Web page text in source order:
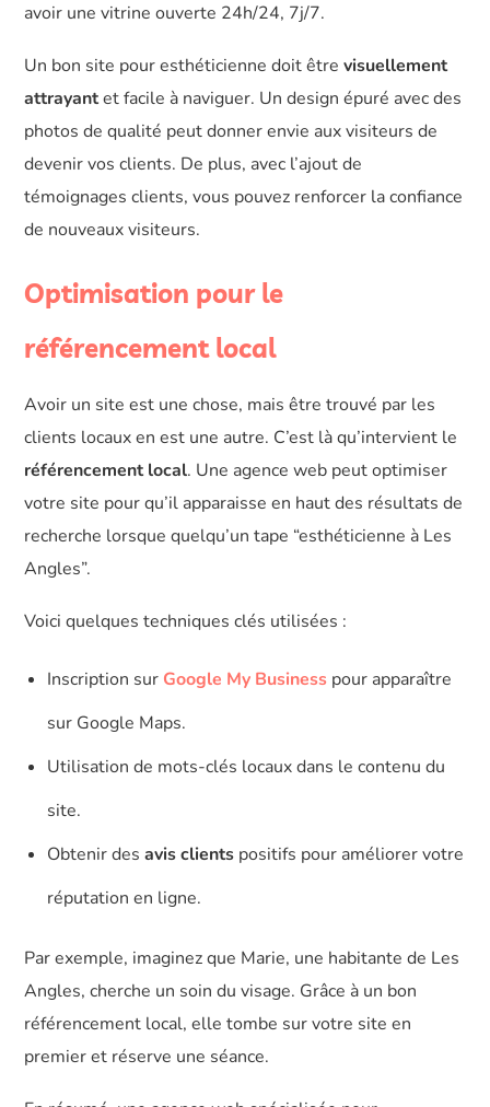
avoir une vitrine ouverte 24h/24, 7j/7.
Un bon site pour esthéticienne doit êtrevisuellement
attrayantet facile à naviguer. Un design épuré avec des
photos de qualité peut donner envie aux visiteurs de
devenir vos clients. De plus, avec l’ajout de
témoignages clients, vous pouvez renforcer la confiance
de nouveaux visiteurs.
Optimisation pour le
référencement local
Avoir un site est une chose, mais être trouvé par les
clients locaux en est une autre. C’est là qu’intervient le
référencement local. Une agence web peut optimiser
votre site pour qu’il apparaisse en haut des résultats de
recherche lorsque quelqu’un tape “esthéticienne à Les
Angles”.
Voici quelques techniques clés utilisées :
Inscription sur Google My Business pour apparaître
sur Google Maps.
Utilisation de mots-clés locaux dans le contenu du
site.
Obtenir desavis clients positifs pour améliorer votre
réputation en ligne.
Par exemple, imaginez que Marie, une habitante de Les
Angles, cherche un soin du visage. Grâce à un bon
référencement local, elle tombe sur votre site en
premier et réserve une séance.